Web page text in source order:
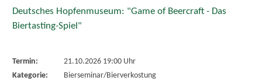
Deutsches Hopfenmuseum: "Game of Beercraft - Das
Biertasting-Spiel"
Termin:
21.10.2026 19:00 Uhr
Kategorie:
Bierseminar/Bierverkostung